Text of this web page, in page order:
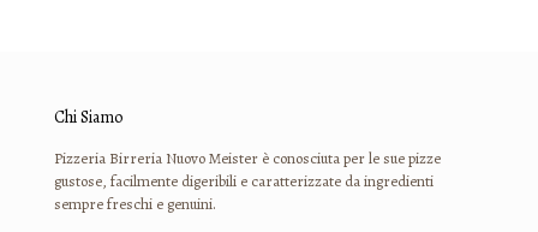
Chi Siamo
Pizzeria Birreria Nuovo Meister è conosciuta per le sue pizze
gustose, facilmente digeribili e caratterizzate da ingredienti
sempre freschi e genuini.